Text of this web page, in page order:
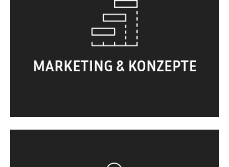
MARKETING & KONZEPTE
Konkurrenzanalyse. Strategische
Ausrichtung. Marketingkonzepte.